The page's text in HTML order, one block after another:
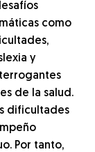
como
y
de la salud.
dificultades
Por tanto,